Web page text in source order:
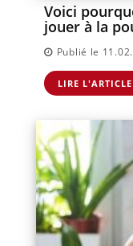
Voici
jouer à la
Publié le
LIRE L'ARTICLE